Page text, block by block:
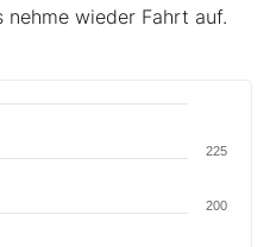
nehme wieder Fahrt auf.
200
225